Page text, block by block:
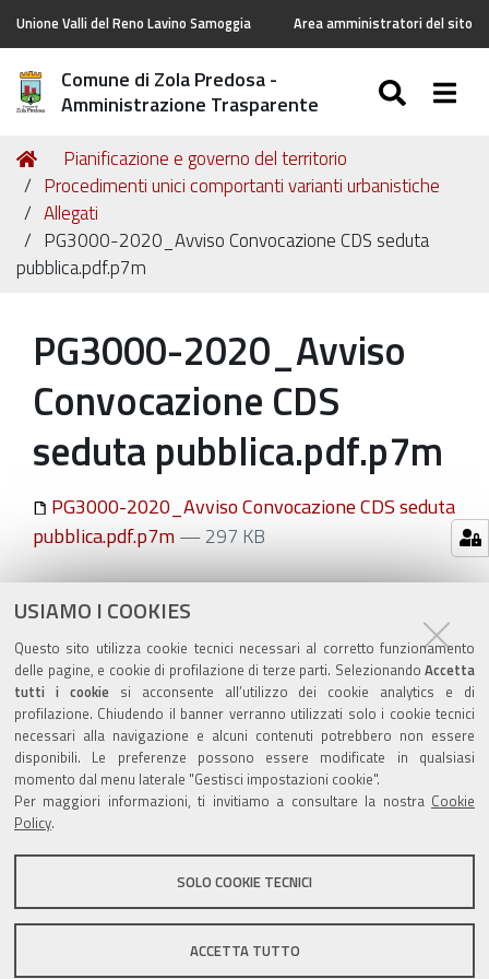
USIAMO I COOKIES
Questo sito utilizza cookie tecnici necessari al corretto funzionamento
delle pagine, e cookie di profilazione di terze parti. Selezionando Accetta
tutti i cookiesi acconsente all’utilizzo dei cookie analytics e di
profilazione. Chiudendo il banner verranno utilizzati solo i cookie tecnici
necessari alla navigazione e alcuni contenuti potrebbero non essere
disponibili. Le preferenze possono essere modificate in qualsiasi
momento dal menu laterale "Gestisci impostazioni cookie".
Per maggiori informazioni, ti invitiamo a consultare la nostra Cookie
Policy.
SOLO COOKIE TECNICI
ACCETTA TUTTO
Unione Valli del Reno Lavino Samoggia Area amministratori del sito
Comune di Zola Predosa -
Amministrazione Trasparente
Tu
sei
qui:
Home
Pianificazione e governo del territorio
Procedimenti unici comportanti varianti urbanistiche
Allegati
PG3000-2020_Avviso Convocazione CDS seduta
pubblica.pdf.p7m
PG3000-2020_Avviso
Convocazione CDS
seduta pubblica.pdf.p7m
PG3000-2020_Avviso Convocazione CDS seduta
pubblica.pdf.p7m— 297 KB
Azioni
sul
documento
ultima modifica 03/02/2020
Valuta questo sito
Sito istituzionale Comune di Zola Predosa